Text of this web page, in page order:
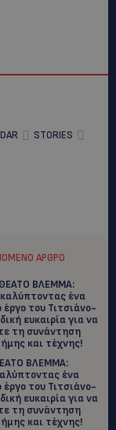
STORIES
ΆΡΘΡΟ
ΒΛΕΜΜΑ:
ένα
του Τιτσιάνο-
ευκαιρία για να
τη συνάντηση
και τέχνης!